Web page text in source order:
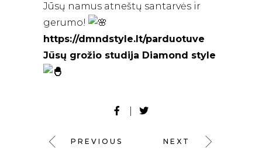
Jūsų namus atneštų santarvės ir
gerumo!
https://dmndstyle.lt/parduotuve
Jūsų grožio studija Diamond style
PREVIOUS NEXT